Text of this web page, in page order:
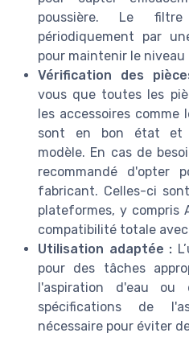
poussière. Le
périodiquement par
pour maintenir le
Vérification des
vous que toutes les
les accessoires comme
sont en bon état et
modèle. En cas de
recommandé d'opter
fabricant. Celles-ci
plateformes, y compris
compatibilité totale
Utilisation adaptée :
pour des tâches
l'aspiration d'eau ou
spécifications de
nécessaire pour éviter